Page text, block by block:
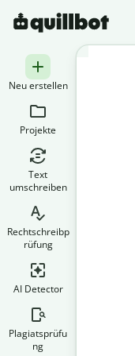
Neu erstellen
Projekte
Text
umschreiben
Rechtschreibp
rüfung
AI Detector
Plagiatsprüfu
ng